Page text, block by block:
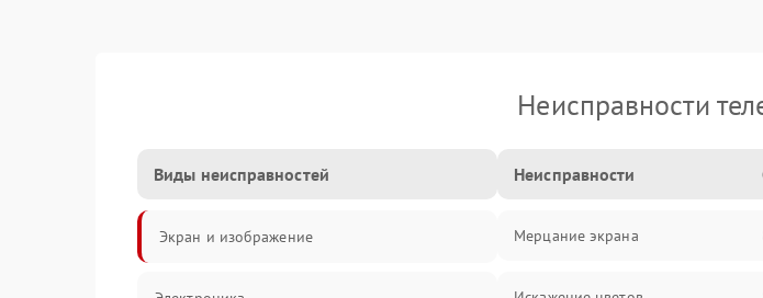
Неисправности
Виды неисправностей
Экран и изображение
Неисправности
Мерцание экрана